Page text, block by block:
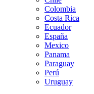
Colombia
Costa Rica
Ecuador
España
Mexico
Panama
Paraguay
Perú
Uruguay